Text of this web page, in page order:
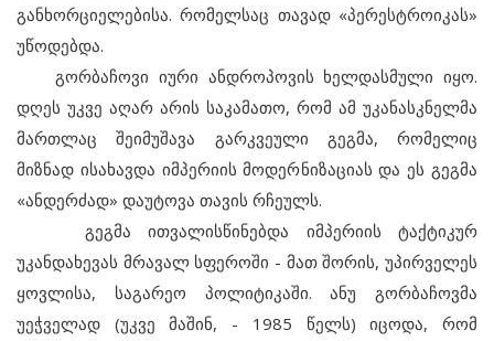
განხორციელებისა. რომელსაც თავად «პერესტროიკას»
უწოდებდა.
გორბაჩოვი იური ანდროპოვის ხელდასმული იყო.
დღეს უკვე აღარ არის საკამათო, რომ ამ უკანასკნელმა
მართლაც შეიმუშავა გარკვეული გეგმა, რომელიც
მიზნად ისახავდა იმპერიის მოდერნიზაციას და ეს გეგმა
«ანდერძად» დაუტოვა თავის რჩეულს.
გეგმა ითვალისწინებდა იმპერიის ტაქტიკურ
უკანდახევას მრავალ სფეროში - მათ შორის, უპირველეს
ყოვლისა, საგარეო პოლიტიკაში. ანუ გორბაჩოვმა
უეჭველად (უკვე მაშინ, - 1985 წელს) იცოდა, რომ